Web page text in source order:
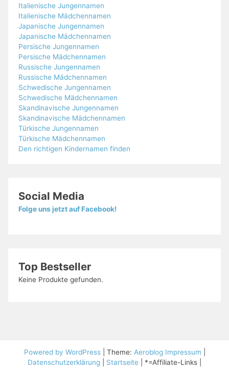
Italienische Jungennamen
Italienische Mädchennamen
Japanische Jungennamen
Japanische Mädchennamen
Persische Jungennamen
Persische Mädchennamen
Russische Jungennamen
Russische Mädchennamen
Schwedische Jungennamen
Schwedische Mädchennamen
Skandinavische Jungennamen
Skandinavische Mädchennamen
Türkische Jungennamen
Türkische Mädchennamen
Den richtigen Kindernamen finden
Social Media
Folge uns jetzt auf Facebook!
Top Bestseller
Keine Produkte gefunden.
Powered by WordPress Theme: Aeroblog Impressum
Datenschutzerklärung
Startseite | *=Affiliate-Links |